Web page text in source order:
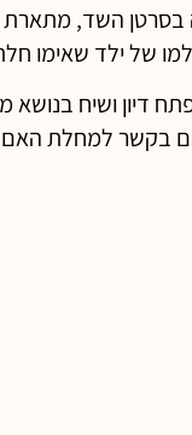
השד,
של ילד שאימו
דיון ושיח
בקשר למחלת